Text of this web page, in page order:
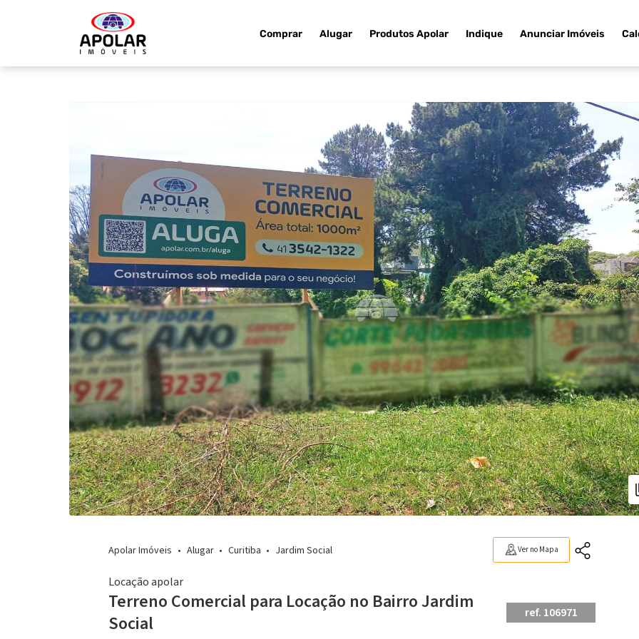
Comprar Alugar Produtos Apolar Indique Anunciar Imóveis
Apolar Imóveis Alugar Curitiba Jardim Social Ver no Mapa
Locação apolar
Terreno Comercial para Locação no Bairro Jardim
Social
ref. 106971